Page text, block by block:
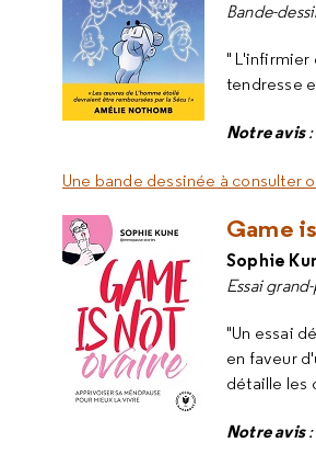
Bande-
"
tendresse
Notre avis
Une bande dessinée à consulter
Game
Sophie
Essai
"Un essai
en faveur
détaille les
Notre avis